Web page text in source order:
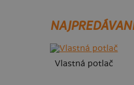
Vlastná potlač